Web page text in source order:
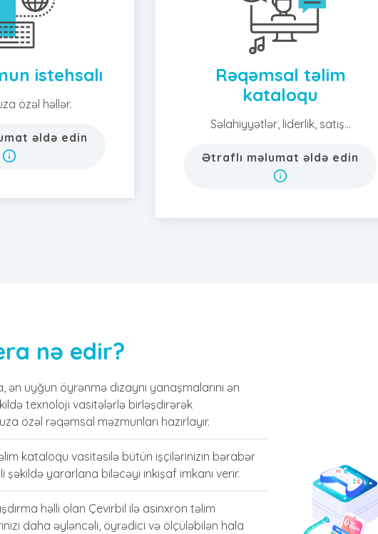
istehsalı
özəl həllər.
əldə edin
Rəqəmsal təlim
kataloqu
Səlahiyyətlər, liderlik, satış...
Ətraflı məlumat əldə edin
nə edir?
ən uyğun öyrənmə dizaynı yanaşmalarını ən
texnoloji vasitələrlə birləşdirərək
özəl rəqəmsal məzmunları hazırlayır.
kataloqu vasitəsilə bütün işçilərinizin bərabər
şəkildə yararlana biləcəyi inkişaf imkanı verir.
həlli olan Çevirbil ilə asinxron təlim
daha əyləncəli, öyrədici və ölçüləbilən hala